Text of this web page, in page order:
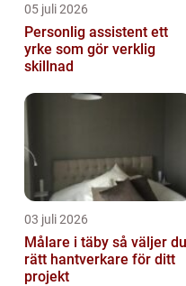
05 juli 2026
Personlig assistent ett
yrke som gör verklig
skillnad
03 juli 2026
Målare i täby så väljer du
rätt hantverkare för ditt
projekt